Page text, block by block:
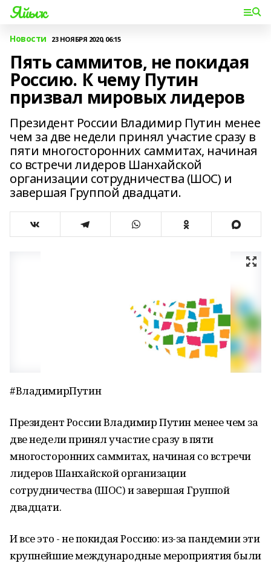
Яйыҡ
Новости 23 НОЯБРЯ 2020, 06:15
Пять саммитов, не покидая
Россию. К чему Путин
призвал мировых лидеров
Президент России Владимир Путин менее
чем за две недели принял участие сразу в
пяти многосторонних саммитах, начиная
со встречи лидеров Шанхайской
организации сотрудничества (ШОС) и
завершая Группой двадцати.
#ВладимирПутин
Президент России Владимир Путин менее чем за
две недели принял участие сразу в пяти
многосторонних саммитах, начиная со встречи
лидеров Шанхайской организации
сотрудничества (ШОС) и завершая Группой
двадцати.
И все это - не покидая Россию: из-за пандемии эти
крупнейшие международные мероприятия были